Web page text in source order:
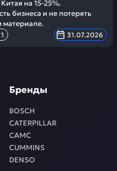
на 15-25%.
бизнеса и не потерять
1 31.07.2026
Бренды
BOSCH
CATERPILLAR
CAMC
CUMMINS
DENSO